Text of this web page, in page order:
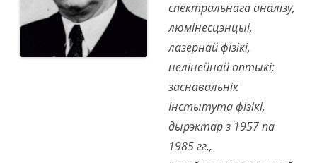
спектральнага аналізу,
люмінесцэнцыі,
лазернай фізікі,
нелінейнай оптыкі;
заснавальнік
Інстытута фізікі,
дырэктар з 1957 па
1985 гг.,